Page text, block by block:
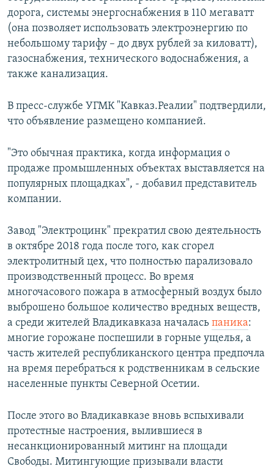
дорога, системы энергоснабжения в 110 мегаватт
(она позволяет использовать электроэнергию по
небольшому тарифу – до двух рублей за киловатт),
газоснабжения, технического водоснабжения, а
также канализация.
В пресс-службе УГМК "Кавказ.Реалии" подтвердили,
что объявление размещено компанией.
"Это обычная практика, когда информация о
продаже промышленных объектах выставляется на
популярных площадках", - добавил представитель
компании.
Завод "Электроцинк" прекратил свою деятельность
в октябре 2018 года после того, как сгорел
электролитный цех, что полностью парализовало
производственный процесс. Во время
многочасового пожара в атмосферный воздух было
выброшено большое количество вредных веществ,
а среди жителей Владикавказа началась паника:
многие горожане поспешили в горные ущелья, а
часть жителей республиканского центра предпочла
на время перебраться к родственникам в сельские
населенные пункты Северной Осетии.
После этого во Владикавказе вновь вспыхивали
протестные настроения, вылившиеся в
несанкционированный митинг на площади
Свободы. Митингующие призывали власти